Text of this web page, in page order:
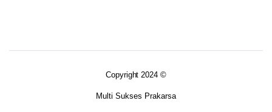
Copyright 2024 ©
Multi Sukses Prakarsa